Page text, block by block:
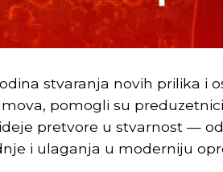
stvaranja novih prilika i
pomogli su
pretvore u stvarnost —
i ulaganja u moderniju